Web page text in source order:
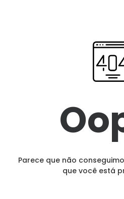
Parece que não
que você está